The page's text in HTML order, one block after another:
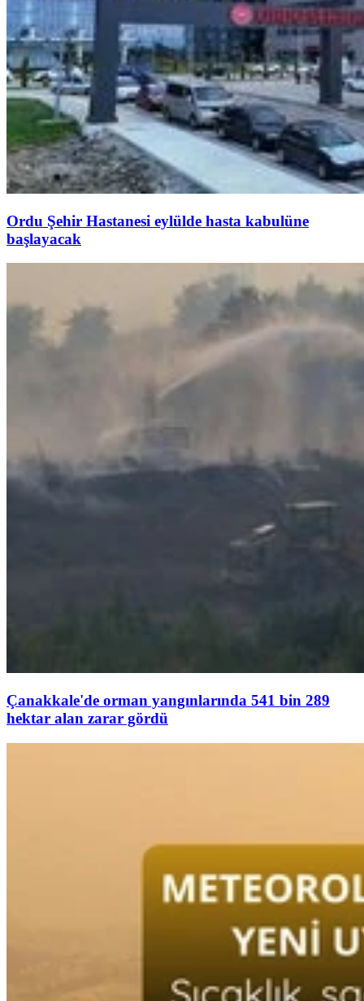
Ordu Şehir Hastanesi eylülde hasta kabulüne
başlayacak
Çanakkale'de orman yangınlarında 541 bin 289
hektar alan zarar gördü